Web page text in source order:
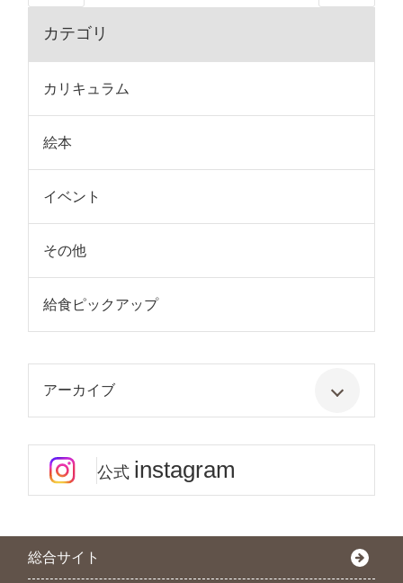
カテゴリ
カリキュラム
絵本
イベント
その他
給食ピックアップ
アーカイブ
公式 instagram
総合サイト